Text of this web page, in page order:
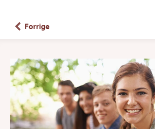
Forrige